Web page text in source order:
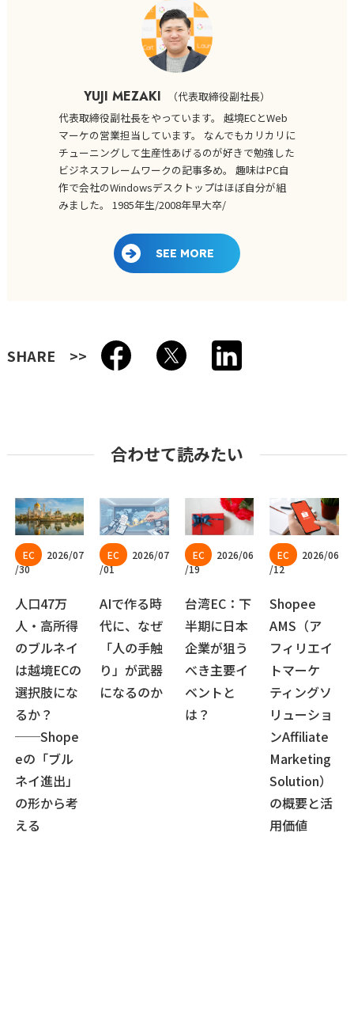
YUJI MEZAKI （代表取締役副社長）
代表取締役副社長をやっています。 越境ECとWeb
マーケの営業担当しています。 なんでもカリカリに
チューニングして生産性あげるのが好きで勉強した
ビジネスフレームワークの記事多め。 趣味はPC自
作で会社のWindowsデスクトップはほぼ自分が組
みました。 1985年生/2008年早大卒/
SEE MORE
SHARE
合わせて読みたい
2026/07
/30
人口47万
人・高所得
のブルネイ
は越境ECの
選択肢にな
るか？
──Shope
eの「ブル
ネイ進出」
の形から考
える
2026/07
/01
AIで作る時
代に、なぜ
「人の手触
り」が武器
になるのか
2026/06
/19
台湾EC：下
半期に日本
企業が狙う
べき主要イ
ベントと
は？
2026/06
/12
Shopee
AMS（ア
フィリエイ
トマーケ
ティングソ
リューショ
ンAffiliate
Marketing
Solution）
の概要と活
用価値